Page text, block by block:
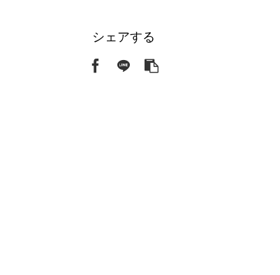
シェアする